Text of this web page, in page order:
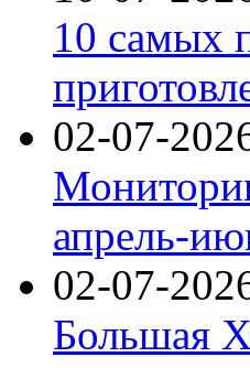
10 самых
02-07-
апрель-
02-07-
Большая